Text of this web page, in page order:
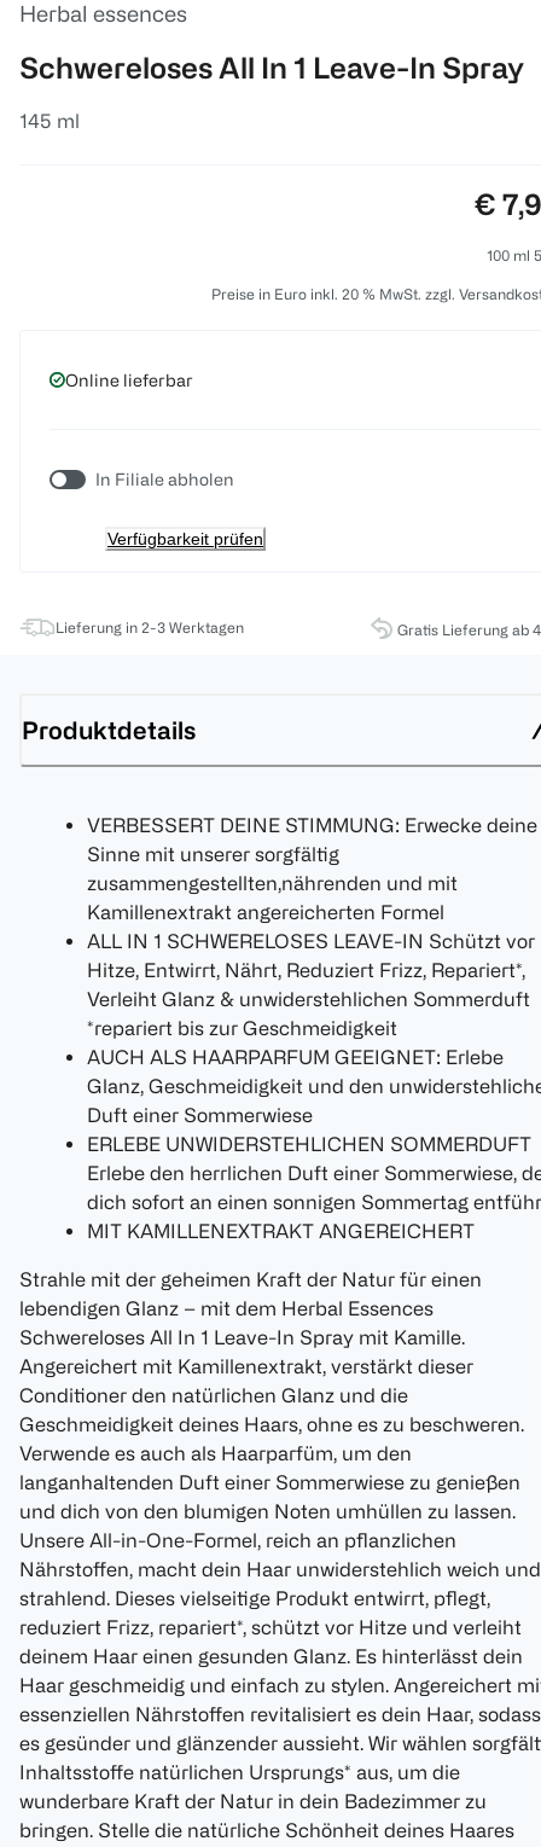
Herbal essences
Schwereloses All In 1 Leave-In Spray
145 ml
€
100 ml
Preise in Euro inkl. 20 % MwSt. zzgl.
Online lieferbar
In Filiale abholen
Verfügbarkeit prüfen
Lieferung in 2-3 Werktagen Gratis Lieferung ab
Produktdetails
VERBESSERT DEINE STIMMUNG: Erwecke deine
Sinne mit unserer sorgfältig
zusammengestellten,nährenden und mit
Kamillenextrakt angereicherten Formel
ALL IN 1 SCHWERELOSES LEAVE-IN Schützt vor
Hitze, Entwirrt, Nährt, Reduziert Frizz, Repariert*,
Verleiht Glanz & unwiderstehlichen Sommerduft
*repariert bis zur Geschmeidigkeit
AUCH ALS HAARPARFUM GEEIGNET: Erlebe
Glanz, Geschmeidigkeit und den
Duft einer Sommerwiese
ERLEBE UNWIDERSTEHLICHEN SOMMERDUFT
Erlebe den herrlichen Duft einer Sommerwiese,
dich sofort an einen sonnigen Sommertag
MIT KAMILLENEXTRAKT ANGEREICHERT
Strahle mit der geheimen Kraft der Natur für einen
lebendigen Glanz – mit dem Herbal Essences
Schwereloses All In 1 Leave-In Spray mit Kamille.
Angereichert mit Kamillenextrakt, verstärkt dieser
Conditioner den natürlichen Glanz und die
Geschmeidigkeit deines Haars, ohne es zu beschweren.
Verwende es auch als Haarparfüm, um den
langanhaltenden Duft einer Sommerwiese zu genießen
und dich von den blumigen Noten umhüllen zu lassen.
Unsere All-in-One-Formel, reich an pflanzlichen
Nährstoffen, macht dein Haar unwiderstehlich weich und
strahlend. Dieses vielseitige Produkt entwirrt, pflegt,
reduziert Frizz, repariert*, schützt vor Hitze und verleiht
deinem Haar einen gesunden Glanz. Es hinterlässt dein
Haar geschmeidig und einfach zu stylen. Angereichert
essenziellen Nährstoffen revitalisiert es dein Haar, sodass
es gesünder und glänzender aussieht. Wir wählen
Inhaltsstoffe natürlichen Ursprungs* aus, um die
wunderbare Kraft der Natur in dein Badezimmer zu
bringen. Stelle die natürliche Schönheit deines Haares